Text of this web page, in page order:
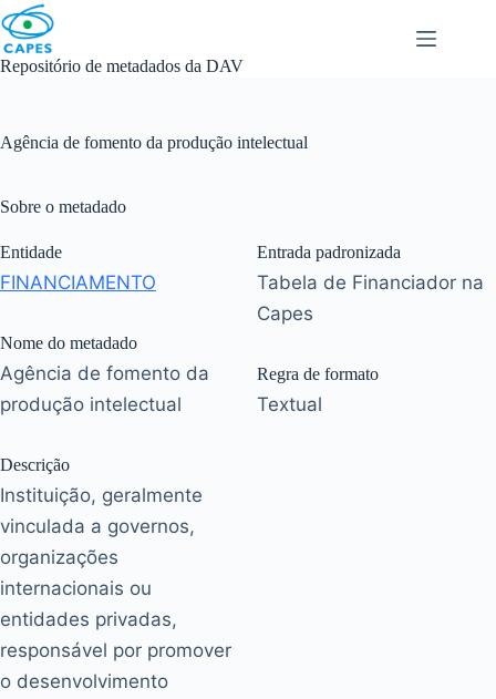
Skip
to
content
Repositório de metadados da DAV
Agência de fomento da produção intelectual
Sobre o metadado
Entidade
FINANCIAMENTO
Nome do metadado
Agência de fomento da
produção intelectual
Descrição
Instituição, geralmente
vinculada a governos,
organizações
internacionais ou
entidades privadas,
responsável por promover
o desenvolvimento
Entrada padronizada
Tabela de Financiador na
Capes
Regra de formato
Textual